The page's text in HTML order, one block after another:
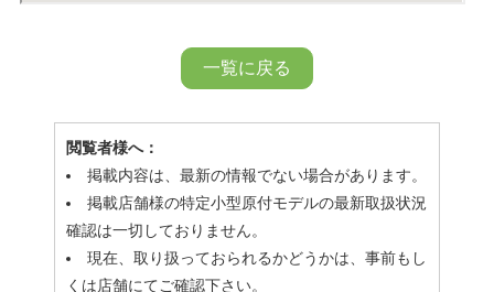
一覧に戻る
閲覧者様へ：
掲載内容は、最新の情報でない場合があります。
掲載店舗様の特定小型原付モデルの最新取扱状況
確認は一切しておりません。
現在、取り扱っておられるかどうかは、事前もし
くは店舗にてご確認下さい。